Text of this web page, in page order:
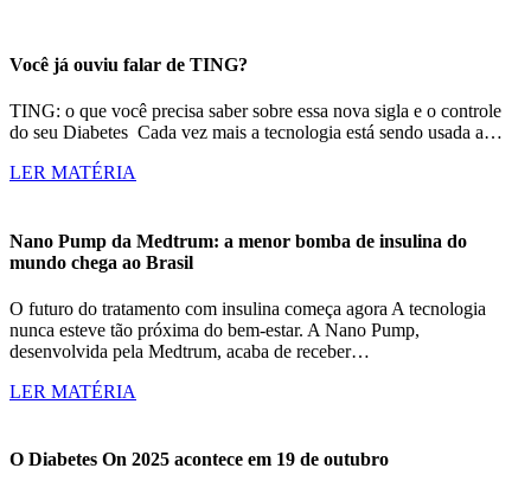
Você já ouviu falar de TING?
TING: o que você precisa saber sobre essa nova sigla e o controle
do seu Diabetes Cada vez mais a tecnologia está sendo usada a…
LER MATÉRIA
Nano Pump da Medtrum: a menor bomba de insulina do
mundo chega ao Brasil
O futuro do tratamento com insulina começa agora A tecnologia
nunca esteve tão próxima do bem-estar. A Nano Pump,
desenvolvida pela Medtrum, acaba de receber…
LER MATÉRIA
O Diabetes On 2025 acontece em 19 de outubro